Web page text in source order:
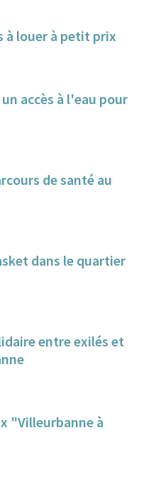
à louer à petit prix
accès à l'eau pour
de santé au
dans le quartier
entre exilés et
"Villeurbanne à